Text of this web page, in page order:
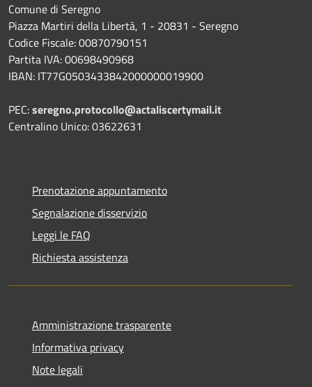
Comune di Seregno
Piazza Martiri della Libertà, 1 - 20831 - Seregno
Codice Fiscale: 00870790151
Partita IVA: 00698490968
IBAN: IT77G0503433842000000019900
PEC:seregno.protocollo@actaliscertymail.it
Centralino Unico: 03622631
Prenotazione appuntamento
Segnalazione disservizio
Leggi le FAQ
Richiesta assistenza
Amministrazione trasparente
Informativa privacy
Note legali